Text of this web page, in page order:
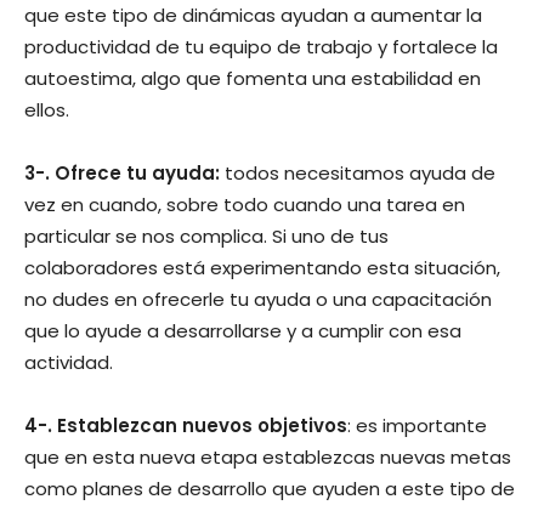
que este tipo de dinámicas ayudan a aumentar la
productividad de tu equipo de trabajo y fortalece la
autoestima, algo que fomenta una estabilidad en
ellos.
3-. Ofrece tu ayuda: todos necesitamos ayuda de
vez en cuando, sobre todo cuando una tarea en
particular se nos complica. Si uno de tus
colaboradores está experimentando esta situación,
no dudes en ofrecerle tu ayuda o una capacitación
que lo ayude a desarrollarse y a cumplir con esa
actividad.
4-. Establezcan nuevos objetivos: es importante
que en esta nueva etapa establezcas nuevas metas
como planes de desarrollo que ayuden a este tipo de